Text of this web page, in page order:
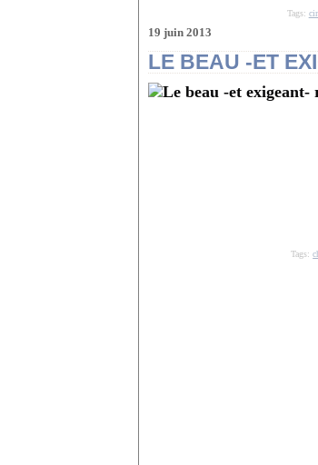
Tags:
19 juin 2013
LE BEAU -ET
Tags: